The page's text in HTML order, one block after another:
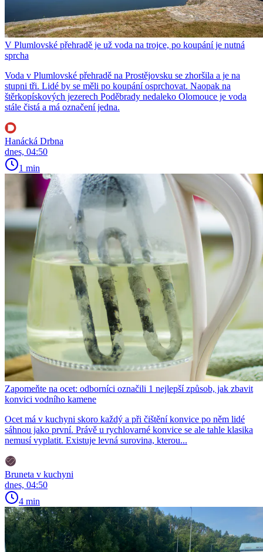
V Plumlovské přehradě je už voda na trojce, po koupání je nutná
sprcha
Voda v Plumlovské přehradě na Prostějovsku se zhoršila a je na
stupni tři. Lidé by se měli po koupání osprchovat. Naopak na
štěrkopískových jezerech Poděbrady nedaleko Olomouce je voda
stále čistá a má označení jedna.
Hanácká Drbna
dnes, 04:50
1 min
Zapomeňte na ocet: odborníci označili 1 nejlepší způsob, jak zbavit
konvici vodního kamene
Ocet má v kuchyni skoro každý a při čištění konvice po něm lidé
sáhnou jako první. Právě u rychlovarné konvice se ale tahle klasika
nemusí vyplatit. Existuje levná surovina, kterou...
Bruneta v kuchyni
dnes, 04:50
4 min